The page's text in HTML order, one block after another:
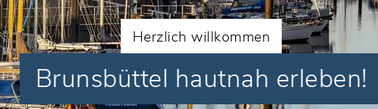
Herzlich willkommen
Brunsbüttel hautnah erleben!